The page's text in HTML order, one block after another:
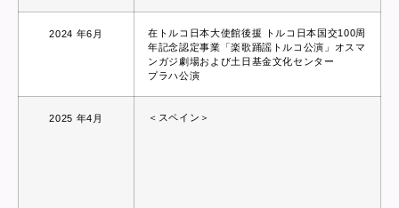
2024 年6月
在トルコ日本大使館後援 トルコ日本国交100周
年記念認定事業「楽歌踊謡トルコ公演」オスマ
ンガジ劇場および土日基金文化センター
プラハ公演
2025 年4月 ＜スペイン＞